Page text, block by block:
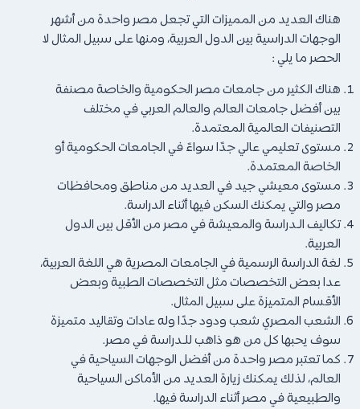
هناك العديد من المميزات التي تجعل مصر واحدة من أشهر
الوجهات الدراسية بين الدول العربية، ومنها على سبيل المثال لا
الحصر ما يلي :
هناك الكثير من جامعات مصر الحكومية والخاصة مصنفة
بين أفضل جامعات العالم والعالم العربي في مختلف
التصنيفات العالمية المعتمدة.
مستوى تعليمي عالي جدًا سواءً في الجامعات الحكومية أو
الخاصة المعتمدة.
مستوى معيشي جيد في العديد من مناطق ومحافظات
مصر والتي يمكنك السكن فيها أثناء الدراسة.
تكاليف الـدراسة والمعيشة في مصر من الأقل بين الدول
العربية.
لغة الدراسة الرسمية في الجامعات المصرية هي اللغة العربية،
عدا بعض التخصصات مثل التخصصات الطبية وبعض
الأقسام المتميزة على سبيل المثال.
الشعب المصري شعب ودود جدًا وله عادات وتقاليد متميزة
سوف يحبها كل من هو ذاهب للـدراسة في مصر.
كما تعتبر مصر واحدة من أفضل الوجهات السياحية في
العالم، لذلك يمكنك زيارة العديد من الأماكن السياحية
والطبيعية في مصر أثناء الدراسة فيها.